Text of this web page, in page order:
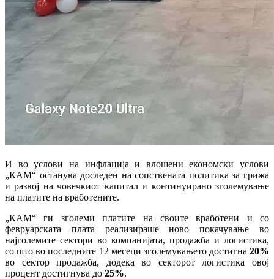
И во услови на инфлација и влошени економски услови
„КАМ“ останува доследен на сопствената политика за грижа
и развој на човечкиот капитал и континуирано зголемување
на платите на вработените.
„КАМ“ ги зголеми платите на своите вработени и со
февруарската плата реализираше ново покачување во
најголемите сектори во компанијата, продажба и логистика,
со што во последните 12 месеци зголемувањето достигна 20%
во сектор продажба, додека во секторот логистика овој
процент достигнува до 25%.